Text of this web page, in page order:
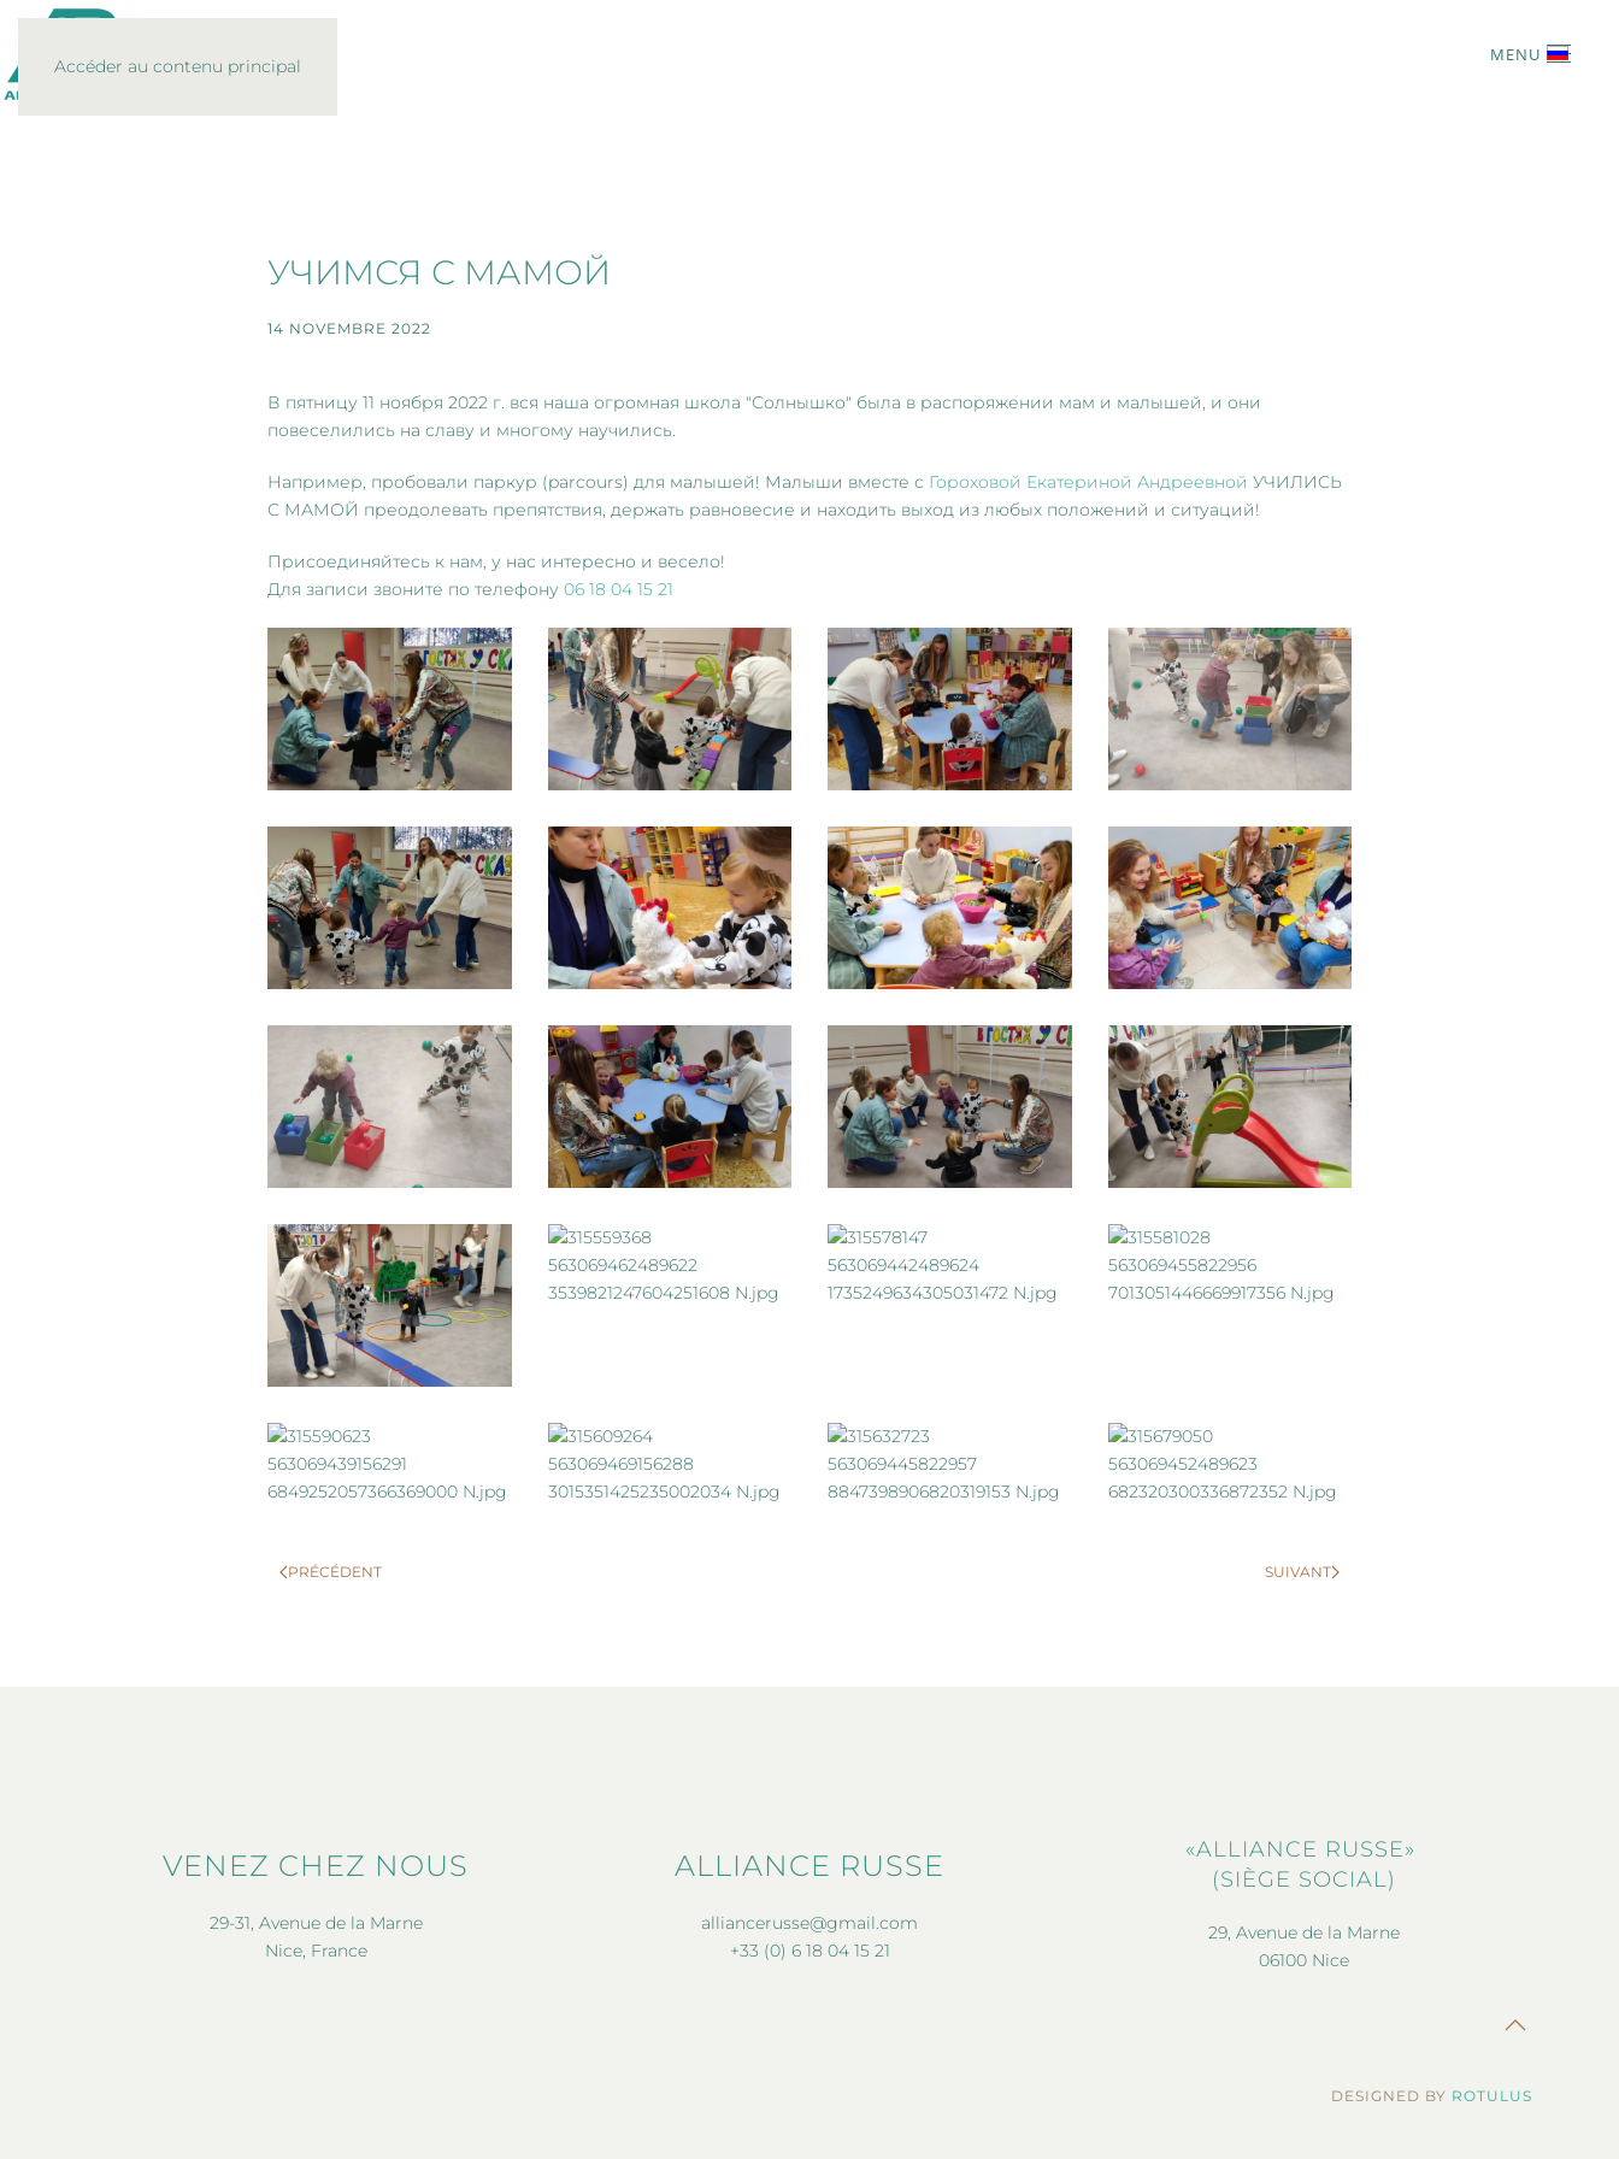
Accéder au contenu principal
MENU
УЧИМСЯ С МАМОЙ
14 NOVEMBRE 2022
В пятницу 11 ноября 2022 г. вся наша огромная школа "Солнышко" была в распоряжении мам и малышей, и они
повеселились на славу и многому научились.
Например, пробовали паркур (parcours) для малышей! Малыши вместе с Гороховой Екатериной Андреевной УЧИЛИСЬ
С МАМОЙ преодолевать препятствия, держать равновесие и находить выход из любых положений и ситуаций!
Присоединяйтесь к нам, у нас интересно и весело!
Для записи звоните по телефону 06 18 04 15 21
PRÉCÉDENT SUIVANT
VENEZ CHEZ NOUS
29-31, Avenue de la Marne
Nice, France
ALLIANCE RUSSE
alliancerusse@gmail.com
+33 (0) 6 18 04 15 21
«ALLIANCE RUSSE»
(SIÈGE SOCIAL)
29, Avenue de la Marne
06100 Nice
DESIGNED BY ROTULUS